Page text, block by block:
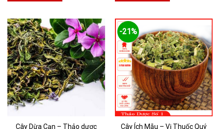
Cây Dừa Cạn – Thảo dược
-21%
Cây Ích Mẫu – Vị Thuốc Quý